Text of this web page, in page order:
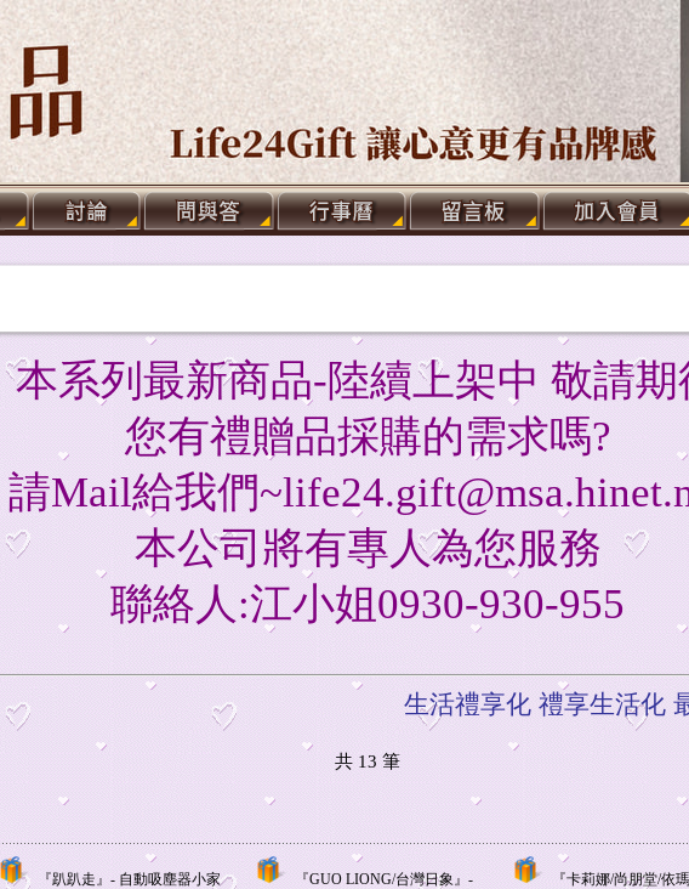
本系列最新商品-陸續上架中 敬請期
您有禮贈品採購的需求嗎?
請Mail給我們
本公司將有專人為您服務
聯絡人:江小姐0930-930-955
生活禮享化 禮享生活化 最深
共 13筆
『趴趴走』- 自動吸塵器小家
『GUO LIONG/台灣日象』-
『卡莉娜/尚朋堂/依